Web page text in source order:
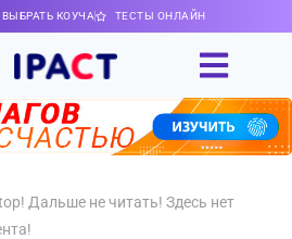
ВЫБРАТЬ КОУЧА ТЕСТЫ ОНЛАЙН
Дальше не читать! Здесь нет